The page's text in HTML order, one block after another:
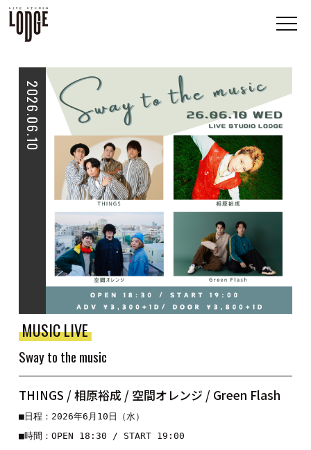
2026.06.10
MUSIC LIVE
Sway to the music
THINGS / 相原裕成 / 空間オレンジ / Green Flash
■日程：2026年6月10日（水）
■時間：OPEN 18:30 / START 19:00